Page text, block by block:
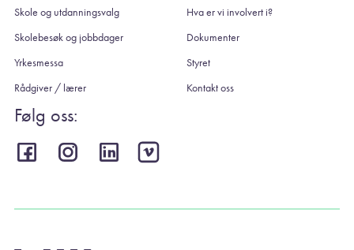
Skole og utdanningsvalg
Skolebesøk og jobbdager
Yrkesmessa
Rådgiver / lærer
Hva er vi involvert i?
Dokumenter
Styret
Kontakt oss
Følg oss: